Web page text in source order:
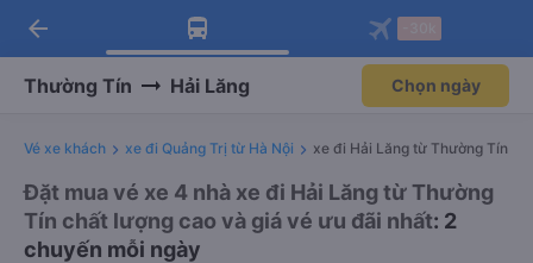
Tải app Vexere ngay!
Nhận ưu đãi thành viên độc
Mở app
Tải app Vexere
-30k/ghế khi đặt vé máy bay qua
Mở app
arrow_back
Thường Tín Hải Lăng Chọn ngày
Vé xe khách xe đi Quảng Trị từ Hà Nội xe đi Hải Lăng từ Thường Tín
Đặt mua vé xe 4 nhà xe đi Hải Lăng từ Thường
Tín chất lượng cao và giá vé ưu đãi nhất: 2
chuyến mỗi ngày